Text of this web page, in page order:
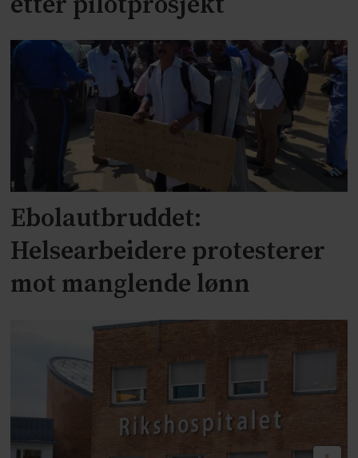
Ebolautbruddet:
Helsearbeidere protesterer
mot manglende lønn